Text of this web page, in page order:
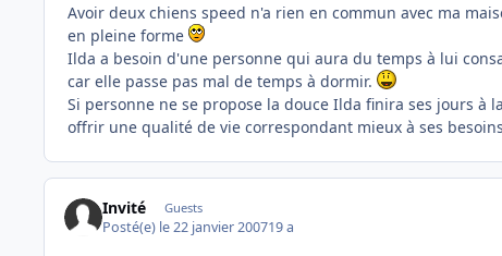
Avoir deux chiens speed n'a rien en commun avec ma
en pleine forme
Ilda a besoin d'une personne qui aura du temps à lui
car elle passe pas mal de temps à dormir.
Si personne ne se propose la douce Ilda finira ses jours
offrir une qualité de vie correspondant mieux à ses
Invité Guests
Posté(e) le 22 janvier 200719 a